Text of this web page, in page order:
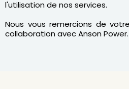
l'utilisation de nos services.
Nous vous remercions de
collaboration avec Anson Power.